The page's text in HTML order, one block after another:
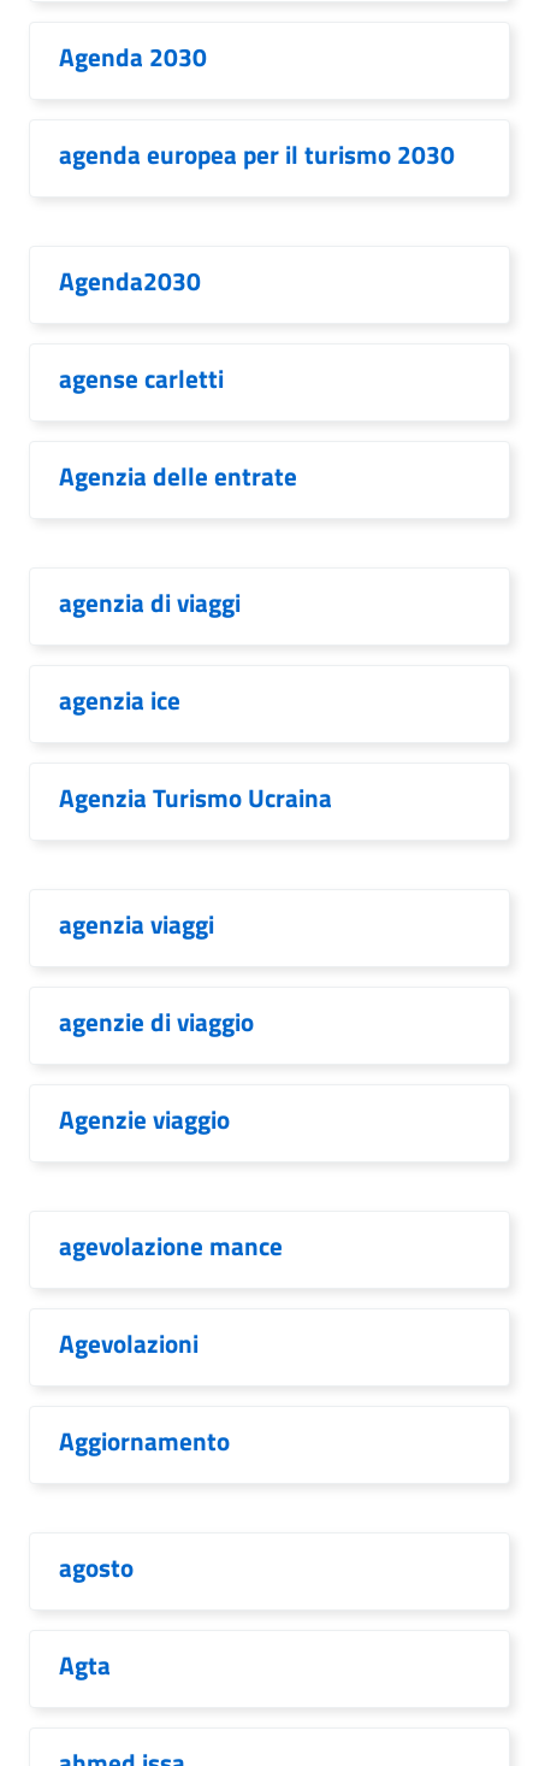
Agenda 2030
agenda europea per il turismo 2030
Agenda2030
agense carletti
Agenzia delle entrate
agenzia di viaggi
agenzia ice
Agenzia Turismo Ucraina
agenzia viaggi
agenzie di viaggio
Agenzie viaggio
agevolazione mance
Agevolazioni
Aggiornamento
agosto
Agta